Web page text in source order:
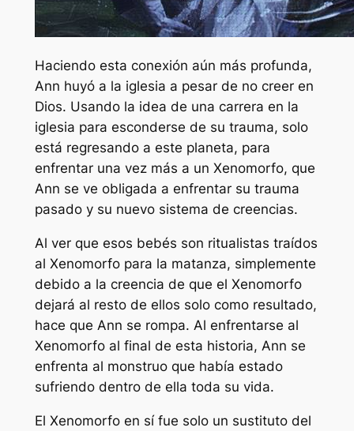
Haciendo esta conexión aún más profunda,
Ann huyó a la iglesia a pesar de no creer en
Dios. Usando la idea de una carrera en la
iglesia para esconderse de su trauma, solo
está regresando a este planeta, para
enfrentar una vez más a un Xenomorfo, que
Ann se ve obligada a enfrentar su trauma
pasado y su nuevo sistema de creencias.
Al ver que esos bebés son ritualistas traídos
al Xenomorfo para la matanza, simplemente
debido a la creencia de que el Xenomorfo
dejará al resto de ellos solo como resultado,
hace que Ann se rompa. Al enfrentarse al
Xenomorfo al final de esta historia, Ann se
enfrenta al monstruo que había estado
sufriendo dentro de ella toda su vida.
El Xenomorfo en sí fue solo un sustituto del